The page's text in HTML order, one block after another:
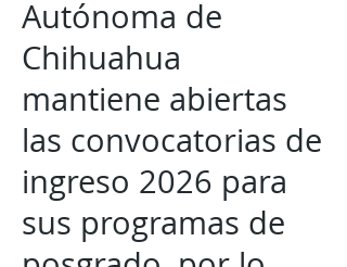
Autónoma de
Chihuahua
mantiene abiertas
las convocatorias de
ingreso 2026 para
sus programas de